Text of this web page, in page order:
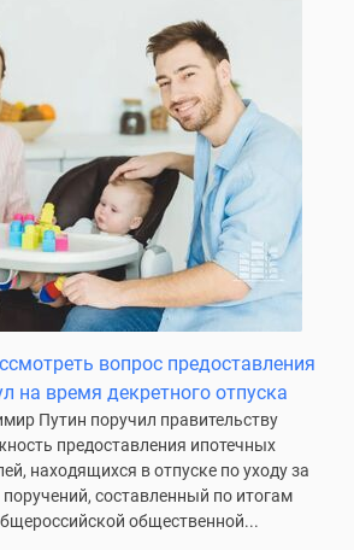
вопрос предоставления
на время декретного отпуска
Путин поручил правительству
предоставления ипотечных
находящихся в отпуске по уходу за
составленный по итогам
общественной...